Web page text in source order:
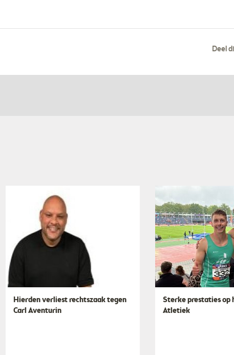
Deel
Hierden verliest rechtszaak tegen
Carl Aventurin
Sterke prestaties op
Atletiek